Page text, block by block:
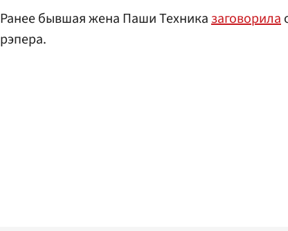
Ранее бывшая жена Паши Техниказаговорила
рэпера.